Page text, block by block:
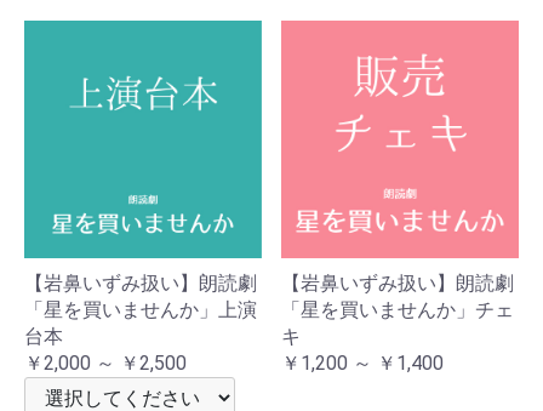
【岩鼻いずみ扱い】朗読劇
「星を買いませんか」上演
台本
￥2,000 ～ ￥2,500
【岩鼻いずみ扱い】朗読劇
「星を買いませんか」チェ
キ
￥1,200 ～ ￥1,400